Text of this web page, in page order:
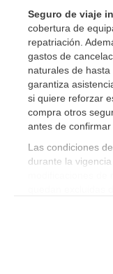
Al realizar la
quedado de
sabré si se
¿Cómo sé si hay
quiero al hacer
Si tengo los
Seguro de viaje
cobertura de
repatriación.
gastos de
naturales de
garantiza
si quiere reforzar
compra otros
antes de
Las condiciones
durante la